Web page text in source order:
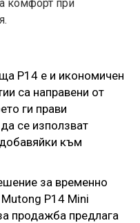
комфорт при
P14 е и икономичен
са направени от
ги прави
се използват
към
за временно
P14 Mini
продажба предлага